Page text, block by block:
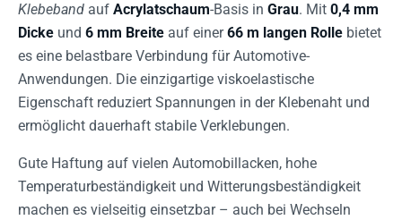
Klebeband auf Acrylatschaum-Basis in Grau. Mit 0,4 mm
Dicke und 6 mm Breite auf einer66 m langen Rolle bietet
es eine belastbare Verbindung für Automotive-
Anwendungen. Die einzigartige viskoelastische
Eigenschaft reduziert Spannungen in der Klebenaht und
ermöglicht dauerhaft stabile Verklebungen.
Gute Haftung auf vielen Automobillacken, hohe
Temperaturbeständigkeit und Witterungsbeständigkeit
machen es vielseitig einsetzbar – auch bei Wechseln